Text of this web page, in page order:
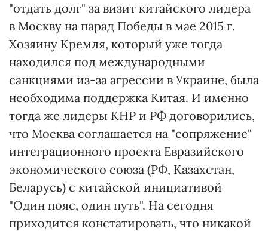
"отдать долг" за визит китайского лидера
в Москву на парад Победы в мае 2015 г.
Хозяину Кремля, который уже тогда
находился под международными
санкциями из-за агрессии в Украине, была
необходима поддержка Китая. И именно
тогда же лидеры КНР и РФ договорились,
что Москва соглашается на "сопряжение"
интеграционного проекта Евразийского
экономического союза (РФ, Казахстан,
Беларусь) с китайской инициативой
"Один пояс, один путь". На сегодня
приходится констатировать, что никакой